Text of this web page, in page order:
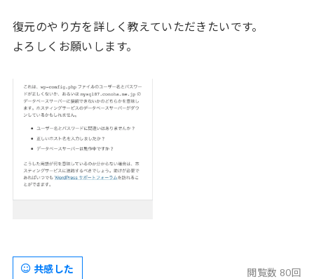
復元のやり方を詳しく教えていただきたいです。
よろしくお願いします。
閲覧数 80回
共感した